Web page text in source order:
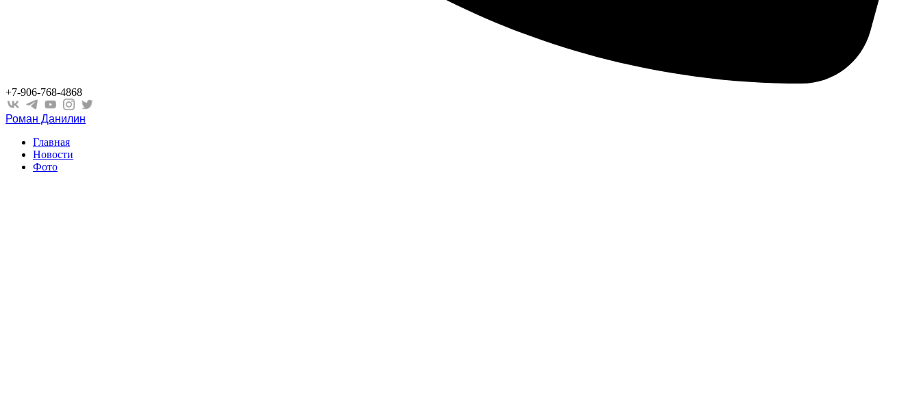
+7-906-768-4868
Роман Данилин
Главная
Новости
Фото